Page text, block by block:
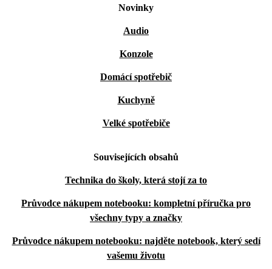
Novinky
Audio
Konzole
Domácí spotřebič
Kuchyně
Velké spotřebiče
Souvisejících obsahů
Technika do školy, která stojí za to
Průvodce nákupem notebooku: kompletní příručka pro
všechny typy a značky
Průvodce nákupem notebooku: najděte notebook, který sedí
vašemu životu